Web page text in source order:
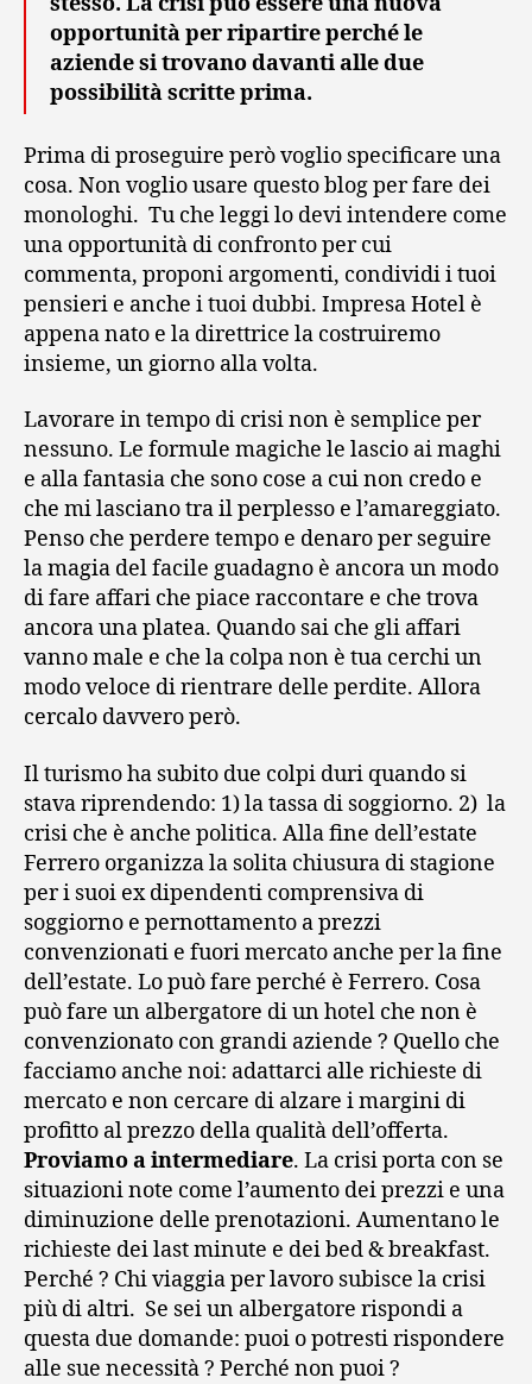
opportunità per ripartire perché le
aziende si trovano davanti alle due
possibilità scritte prima.
Prima di proseguire però voglio specificare una
cosa. Non voglio usare questo blog per fare dei
monologhi. Tu che leggi lo devi intendere come
una opportunità di confronto per cui
commenta, proponi argomenti, condividi i tuoi
pensieri e anche i tuoi dubbi. Impresa Hotel è
appena nato e la direttrice la costruiremo
insieme, un giorno alla volta.
Lavorare in tempo di crisi non è semplice per
nessuno. Le formule magiche le lascio ai maghi
e alla fantasia che sono cose a cui non credo e
che mi lasciano tra il perplesso e l’amareggiato.
Penso che perdere tempo e denaro per seguire
la magia del facile guadagno è ancora un modo
di fare affari che piace raccontare e che trova
ancora una platea. Quando sai che gli affari
vanno male e che la colpa non è tua cerchi un
modo veloce di rientrare delle perdite. Allora
cercalo davvero però.
Il turismo ha subito due colpi duri quando si
stava riprendendo: 1) la tassa di soggiorno. 2) la
crisi che è anche politica. Alla fine dell’estate
Ferrero organizza la solita chiusura di stagione
per i suoi ex dipendenti comprensiva di
soggiorno e pernottamento a prezzi
convenzionati e fuori mercato anche per la fine
dell’estate. Lo può fare perché è Ferrero. Cosa
può fare un albergatore di un hotel che non è
convenzionato con grandi aziende ? Quello che
facciamo anche noi: adattarci alle richieste di
mercato e non cercare di alzare i margini di
profitto al prezzo della qualità dell’offerta.
Proviamo a intermediare. La crisi porta con se
situazioni note come l’aumento dei prezzi e una
diminuzione delle prenotazioni. Aumentano le
richieste dei last minute e dei bed & breakfast.
Perché ? Chi viaggia per lavoro subisce la crisi
più di altri. Se sei un albergatore rispondi a
questa due domande: puoi o potresti rispondere
alle sue necessità ? Perché non puoi ?